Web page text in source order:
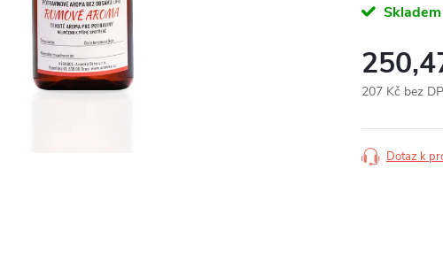
Skladem
207 Kč bez
cena:
Dotaz k